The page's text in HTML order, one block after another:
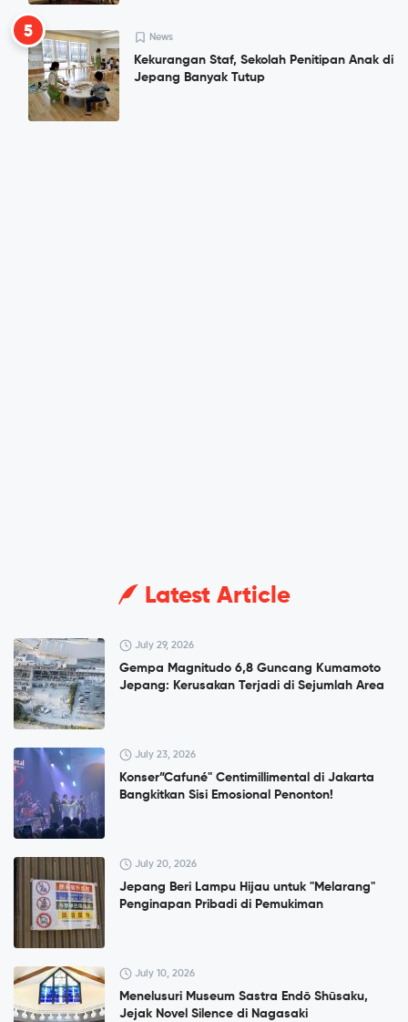
5 News
Kekurangan Staf, Sekolah Penitipan Anak di
Jepang Banyak Tutup
Latest Article
July 29, 2026
Gempa Magnitudo 6,8 Guncang Kumamoto
Jepang: Kerusakan Terjadi di Sejumlah Area
July 23, 2026
Konser”Cafuné" Centimillimental di Jakarta
Bangkitkan Sisi Emosional Penonton!
July 20, 2026
Jepang Beri Lampu Hijau untuk "Melarang"
Penginapan Pribadi di Pemukiman
July 10, 2026
Menelusuri Museum Sastra Endō Shūsaku,
Jejak Novel Silence di Nagasaki